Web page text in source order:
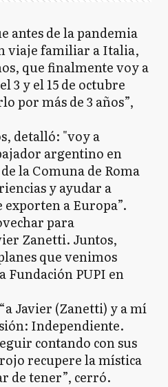
antes de la pandemia
viaje familiar a Italia,
que finalmente voy a
3 y el 15 de octubre
por más de 3 años”,
detalló: "voy a
argentino en
la Comuna de Roma
y ayudar a
exporten a Europa”.
para
Zanetti. Juntos,
que venimos
Fundación PUPI en
Javier (Zanetti) y a mí
Independiente.
contando con sus
recupere la mística
de tener”, cerró.